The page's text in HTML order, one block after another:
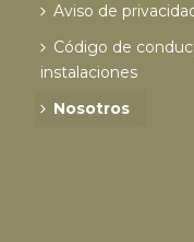
Aviso de
Código de
instalaciones
Nosotros